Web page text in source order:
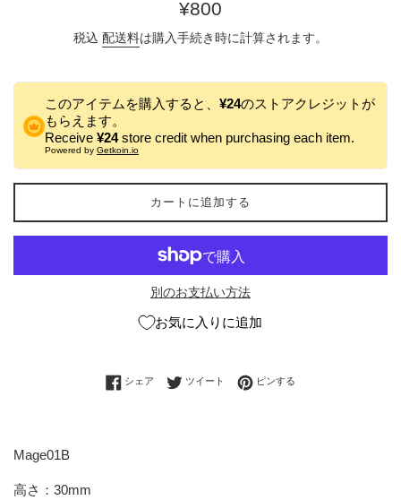
通
価
¥800
税込 配送料は購入手続き時に計算されます。
このアイテムを購入すると、 ¥24のストアクレジットが
もらえます。
Receive ¥24store credit when purchasing each item.
Powered by Getkoin.io
カートに追加する
別のお支払い方法
お気に入りに追加
シェア Facebookでシェアする
ツイート Twitterに投稿する
ピンする
Mage01B
高さ：30mm